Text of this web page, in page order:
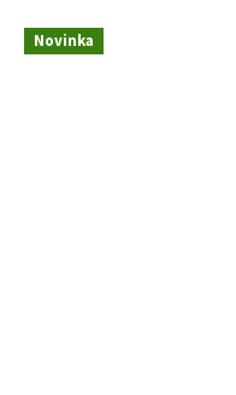
Novinka